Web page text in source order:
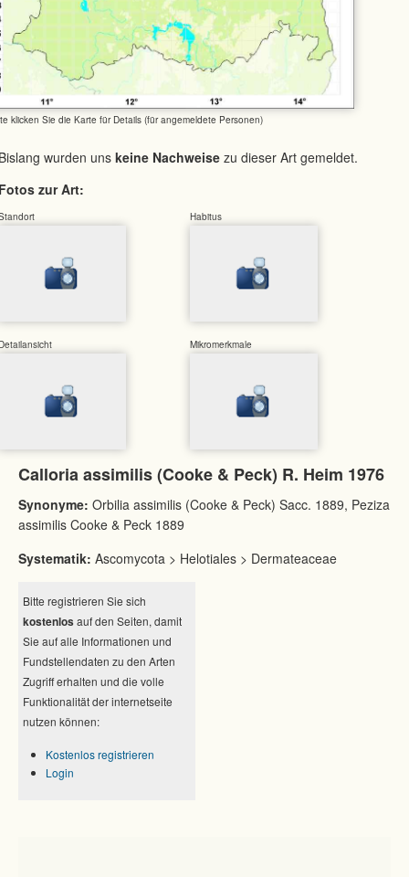
klicken Sie die Karte für Details (für angemeldete Personen)
wurden uns keine Nachweise zu dieser Art gemeldet.
zur Art:
Habitus
Mikromerkmale
Calloria assimilis (Cooke & Peck) R. Heim 1976
Synonyme: Orbilia assimilis (Cooke & Peck) Sacc. 1889, Peziza
assimilis Cooke & Peck 1889
Systematik: Ascomycota > Helotiales > Dermateaceae
Bitte registrieren Sie sich
kostenlos auf den Seiten, damit
Sie auf alle Informationen und
Fundstellendaten zu den Arten
Zugriff erhalten und die volle
Funktionalität der internetseite
nutzen können:
Kostenlos registrieren
Login